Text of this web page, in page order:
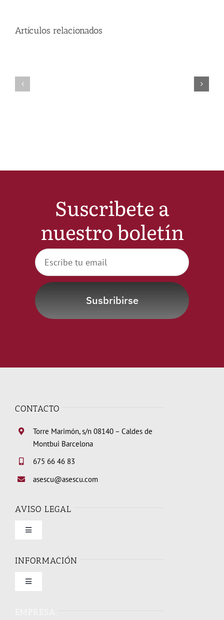
Artículos relacionados
Suscribete a
nuestro boletín
Susbribirse
CONTACTO
Torre Marimón, s/n 08140 – Caldes de
Montbui Barcelona
675 66 46 83
asescu@asescu.com
AVISO LEGAL
Toggle
Condiciones de uso
INFORMACIÓN
Toggle